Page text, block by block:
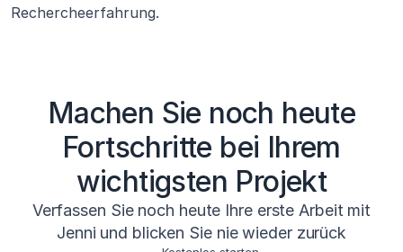
Rechercheerfahrung.
Machen Sie noch heute
Fortschritte bei Ihrem
wichtigsten Projekt
Verfassen Sie noch heute Ihre erste Arbeit mit
Jenni und blicken Sie nie wieder zurück